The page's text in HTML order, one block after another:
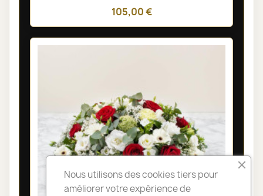
105,00 €
Nous utilisons des cookies tiers pour
améliorer votre expérience de